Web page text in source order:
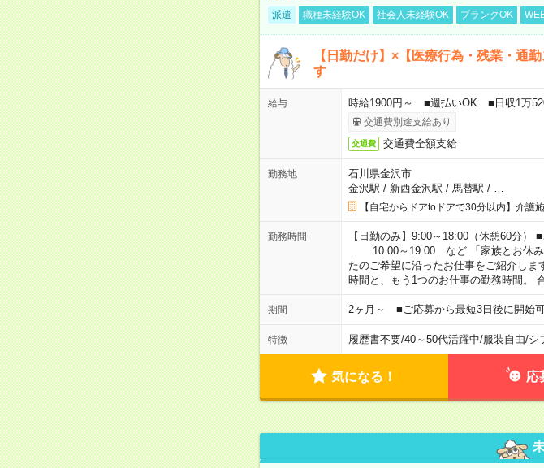
派遣 職種未経験OK 社会人未経験OK ブランクOK
【日勤だけ】×【医療行為・残業・通
す
給与 時給1900円～ ■週払いOK ■日収1万
交通費別途支給あり
交通費 交通費全額支給
勤務地
石川県金沢市
金沢駅 / 新西金沢駅 / 馬替駅 /
【自宅からドアtoドアで30分以内】介護
勤務時間
【日勤のみ】9:00～18:00（休憩60分）
10:00～19:00 など 「家族とお休み
たのご希望に沿ったお仕事をご紹介し
時間と、もう1つのお仕事の勤務時間。
期間 2ヶ月～ ■ご応募から最短3日後に開始
特徴 履歴書不要/40～50代活躍中/服装自由/シ
気になる！ 応